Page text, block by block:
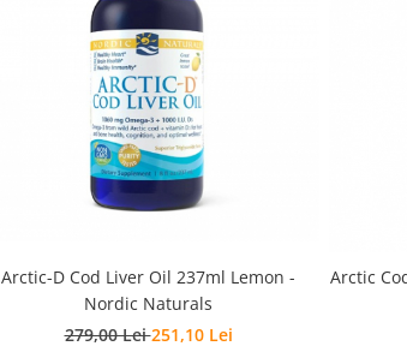
Arctic-D Cod Liver Oil 237ml Lemon -
Nordic Naturals
279,00 Lei251,10 Lei
Arctic